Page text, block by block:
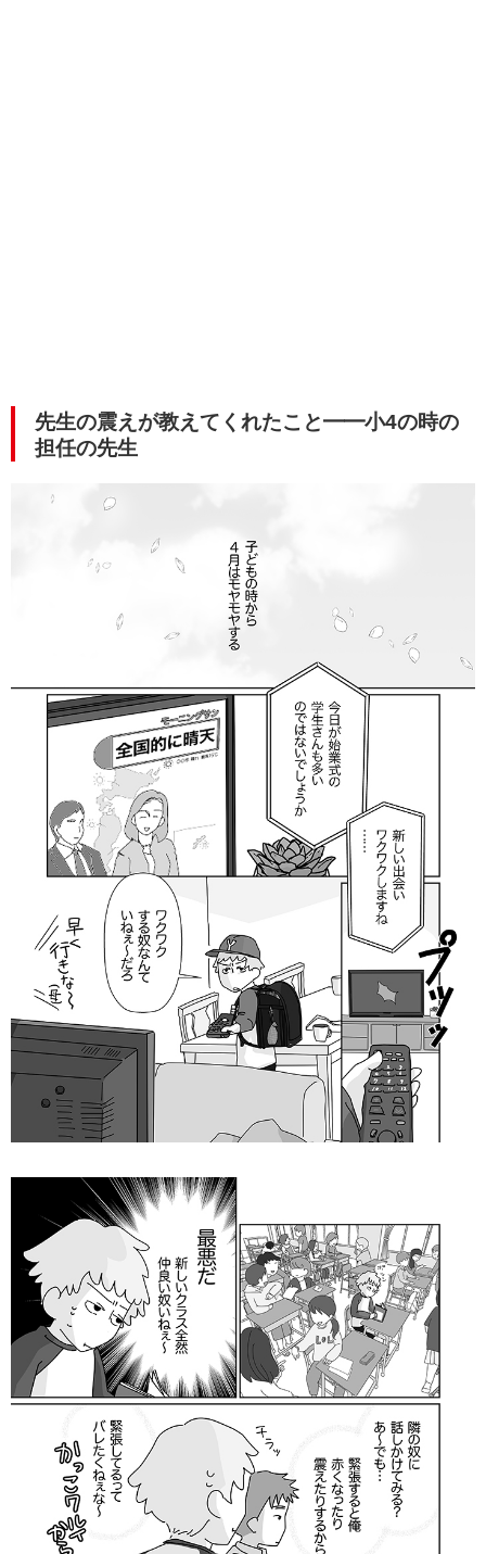
先生の震えが教えてくれたこと━━小4の時の
担任の先生